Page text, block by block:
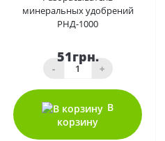
минеральных удобрений
РНД-1000
51грн.
- +
В
корзину